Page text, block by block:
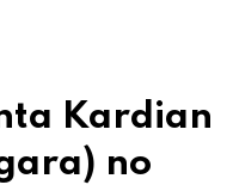
Kardian
no